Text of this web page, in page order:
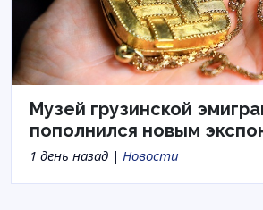
Музей грузинской
пополнился новым
1 день назад | Новости